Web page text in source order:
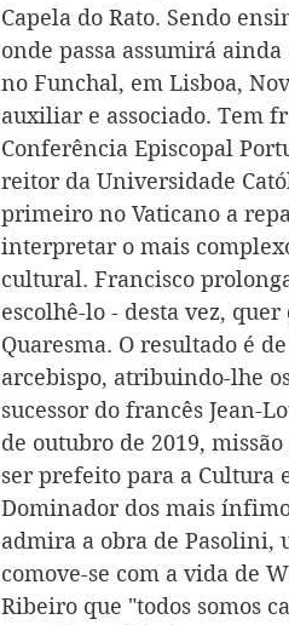
Capela do Rato. Sendo
onde passa assumirá
no Funchal, em Lisboa,
auxiliar e associado. Tem
Conferência Episcopal
reitor da Universidade
primeiro no Vaticano a
interpretar o mais
cultural. Francisco
escolhê-lo - desta vez,
Quaresma. O resultado é
arcebispo, atribuindo-lhe
sucessor do francês Jean-
de outubro de 2019,
ser prefeito para a Cultura
Dominador dos mais
admira a obra de Pasolini,
comove-se com a vida de
Ribeiro que "todos somos